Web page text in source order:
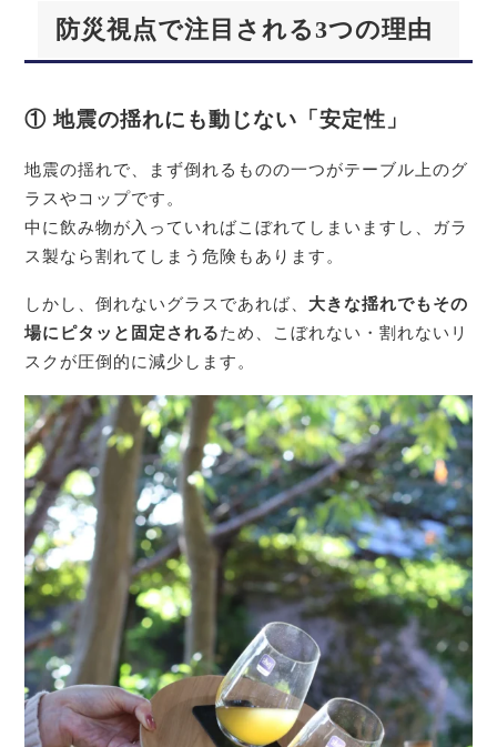
防災視点で注目される3つの理由
① 地震の揺れにも動じない「安定性」
地震の揺れで、まず倒れるものの一つがテーブル上のグ
ラスやコップです。
中に飲み物が入っていればこぼれてしまいますし、ガラ
ス製なら割れてしまう危険もあります。
しかし、倒れないグラスであれば、 大きな揺れでもその
場にピタッと固定されるため、こぼれない・割れないリ
スクが圧倒的に減少します。